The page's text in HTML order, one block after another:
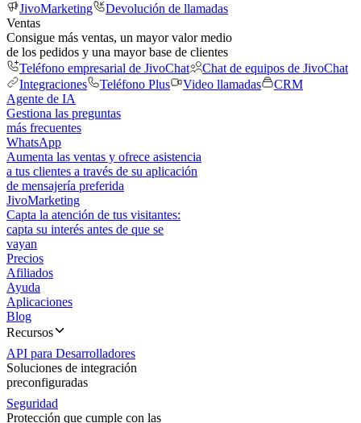
JivoMarketing
Devolución de llamadas
Ventas
Consigue más ventas, un mayor valor medio
de los pedidos y una mayor base de clientes
Teléfono empresarial de JivoChat
Chat de equipos de JivoChat
Integraciones
Teléfono Plus Video llamadas
CRM
Agente de IA
Gestiona las preguntas
más frecuentes
WhatsApp
Aumenta las ventas y ofrece asistencia
a tus clientes a través de su aplicación
de mensajería preferida
JivoMarketing
Capta la atención de tus visitantes:
capta su interés antes de que se
vayan
Precios
Afiliados
Ayuda
Aplicaciones
Blog
Recursos
API para Desarrolladores
Soluciones de integración
preconfiguradas
Seguridad
Protección que cumple con las